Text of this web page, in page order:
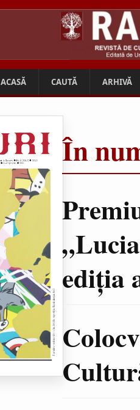
ACASĂ CAUTĂ ARHIVĂ
În
ediţia